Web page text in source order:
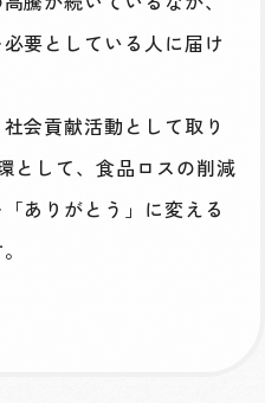
要としている人に届け
会貢献活動として取り
として、食品ロスの削減
ありがとう」に変える